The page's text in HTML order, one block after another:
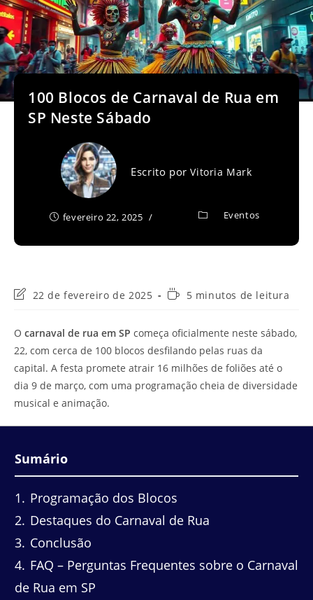
100 Blocos de Carnaval de Rua em
SP Neste Sábado
Escrito porVitoria Mark
fevereiro 22, 2025 Eventos
Última
post:
22 de fevereiro de 2025
Tempo5 minutos de leitura
O carnaval de rua em SP começa oficialmente neste sábado,
22, com cerca de 100 blocos desfilando pelas ruas da
capital. A festa promete atrair 16 milhões de foliões até o
dia 9 de março, com uma programação cheia de diversidade
musical e animação.
Sumário
1
Programação dos Blocos
2 Destaques do Carnaval de Rua
3 Conclusão
4 FAQ – Perguntas Frequentes sobre o Carnaval
de Rua em SP